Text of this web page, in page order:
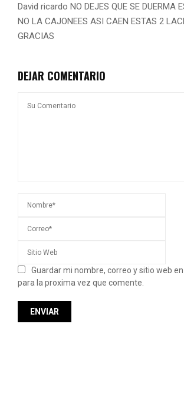
David ricardo NO DEJES QUE SE DUERMA
NO LA CAJONEES ASI CAEN ESTAS 2
GRACIAS
DEJAR COMENTARIO
Guardar mi nombre, correo y sitio web
para la proxima vez que comente.